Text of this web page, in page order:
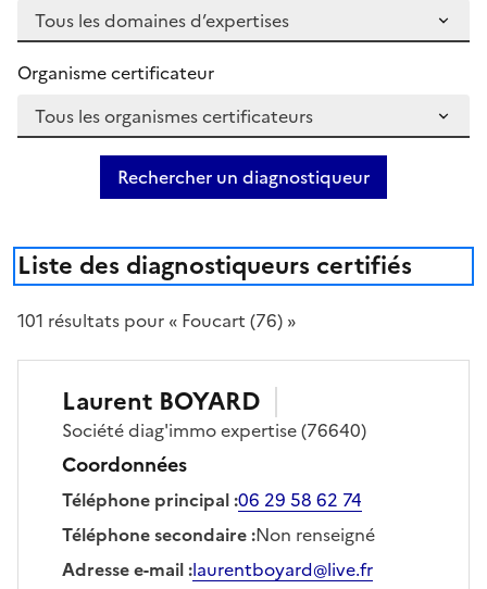
Organisme certificateur
Rechercher un diagnostiqueur
Liste des diagnostiqueurs certifiés
101 résultats pour « Foucart (76) »
Laurent BOYARD
Sociétédiag'immo expertise(76640)
Coordonnées
Téléphone principal:06 29 58 62 74
Téléphone secondaire:Non renseigné
Adresse e-mail:laurentboyard@live.fr